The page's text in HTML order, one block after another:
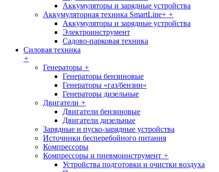
Аккумуляторы и зарядные устройства
Аккумуляторная техника SmartLine+ +
Аккумуляторы и зарядные устройства
Электроинструмент
Садово-парковая техника
Силовая техника
+
Генераторы +
Генераторы бензиновые
Генераторы «газ/бензин»
Генераторы дизельные
Двигатели +
Двигатели бензиновые
Двигатели дизельные
Зарядные и пуско-зарядные устройства
Источники бесперебойного питания
Компрессоры
Компрессоры и пневмоинструмент +
Устройства подготовки и очистки воздуха